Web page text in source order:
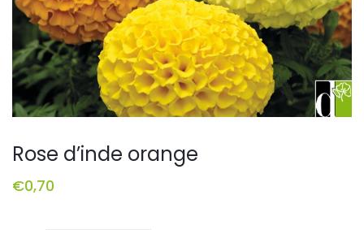
Rose d’inde orange
€0,70